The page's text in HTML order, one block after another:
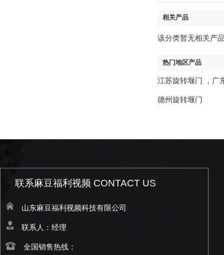
相关产品
该分类暂无相关产
热门地区产品
江苏旋转堰门 ， 广
德州旋转堰门
联系麻豆福利视频 CONTACT US
山东麻豆福利视频科技有限公司
联系人：经理
全国销售热线：